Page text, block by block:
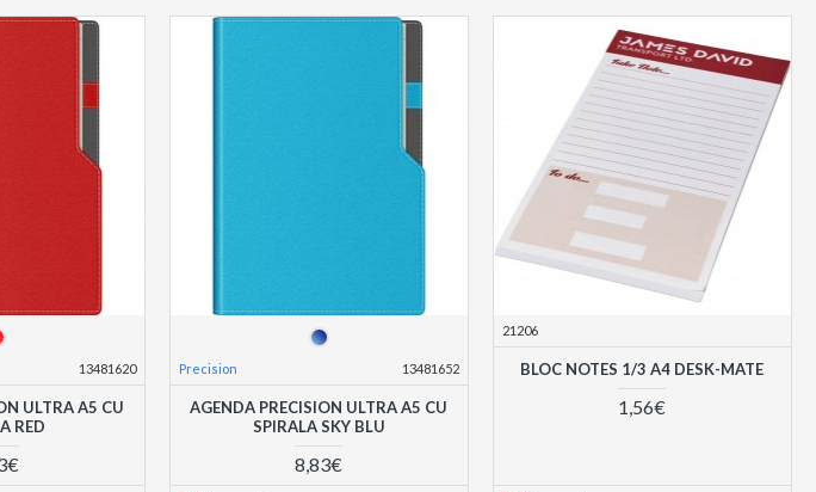
13481620
ULTRA A5 CU
RED
Precision 13481652
AGENDA PRECISION ULTRA A5 CU
SPIRALA SKY BLU
8,83€
21206
BLOC NOTES 1/3 A4 DESK-MATE
1,56€